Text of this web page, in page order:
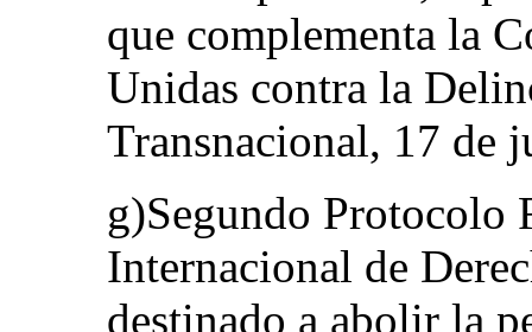
que complementa la
Unidas contra la
Transnacional, 17 de
g)Segundo Protocolo
Internacional de
destinado a abolir la